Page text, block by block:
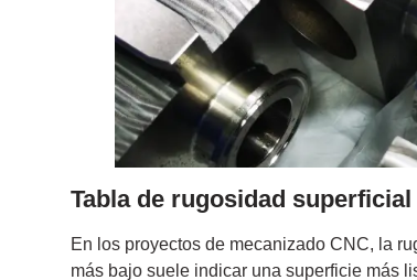
Tabla de rugosidad superficial
En los proyectos de mecanizado CNC, la
más bajo suele indicar una superficie más